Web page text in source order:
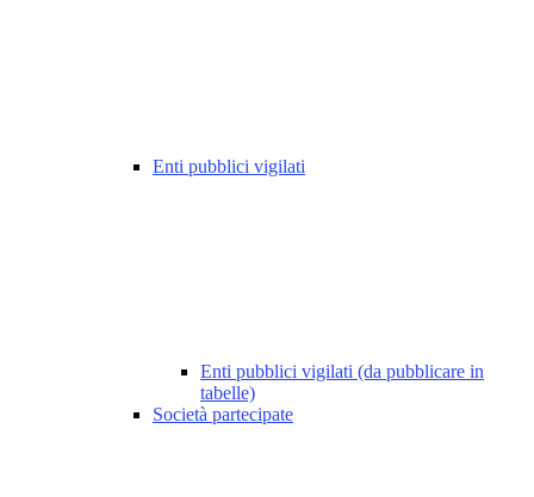
Enti pubblici vigilati
Enti pubblici vigilati (da pubblicare in
tabelle)
Società partecipate